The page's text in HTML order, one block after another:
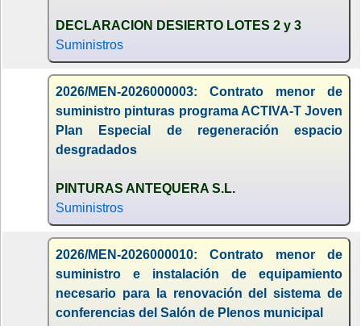
DECLARACION DESIERTO LOTES 2 y 3
Suministros
2026/MEN-2026000003: Contrato menor de
suministro pinturas programa ACTIVA-T Joven
Plan Especial de regeneración espacio
desgradados
PINTURAS ANTEQUERA S.L.
Suministros
2026/MEN-2026000010: Contrato menor de
suministro e instalación de equipamiento
necesario para la renovación del sistema de
conferencias del Salón de Plenos municipal